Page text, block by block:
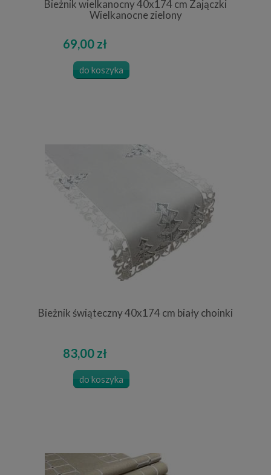
Bieżnik wielkanocny 40x174 cm Zajączki
Wielkanocne zielony
69,00 zł
do koszyka
Bieżnik świąteczny 40x174 cm biały choinki
83,00 zł
do koszyka